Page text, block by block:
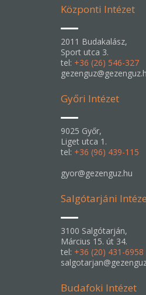
Központi Intézet
2011 Budakalász,
Sport utca 3.
tel: +36 (26) 546-327
Győri Intézet
9025 Győr,
Liget utca 1.
tel: +36 (96) 439-115
gyor@gezenguz.hu
Salgótarjáni
3100 Salgótarján,
Március 15. út 34.
tel: +36 (20) 431-6958
Budafoki Intézet